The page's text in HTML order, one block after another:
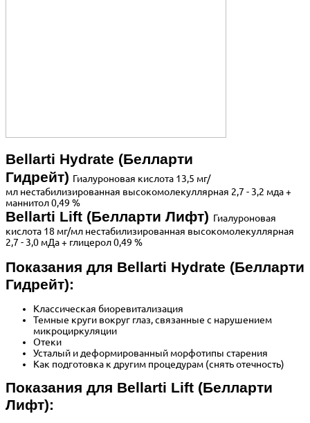
Bellarti Hydrate (Белларти
Гидрейт) Гиалуроновая кислота 13,5 мг/
мл нестабилизированная высокомолекуллярная 2,7 - 3,2 мда +
маннитол 0,49 %
Bellarti Lift (Белларти Лифт) Гиалуроновая
кислота 18 мг/мл нестабилизированная высокомолекуллярная
2,7 - 3,0 мДа + глицерол 0,49 %
Показания для Bellarti Hydrate (Белларти
Гидрейт):
Классическая биоревитализация
Темные круги вокруг глаз, связанные с нарушением
микроциркуляции
Отеки
Усталый и деформированный морфотипы старения
Как подготовка к другим процедурам (снять отечность)
Показания для Bellarti Lift (Белларти
Лифт):